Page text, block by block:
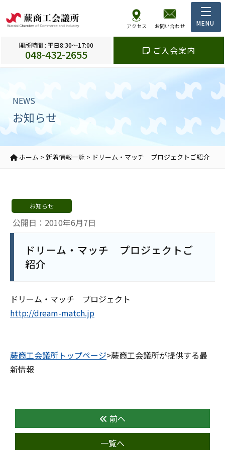
アクセス お問い合わせ
開所時間 : 平日8:30～17:00
048-432-2655 ご入会案内
NEWS
お知らせ
ホーム > 新着情報一覧 > ドリーム・マッチ プロジェクトご紹介
公開日：2010年6月7日
お知らせ
ドリーム・マッチ プロジェクトご
紹介
ドリーム・マッチ プロジェクト
http://dream-match.jp
蕨商工会議所トップページ>蕨商工会議所が提供する最
新情報
前へ
一覧へ